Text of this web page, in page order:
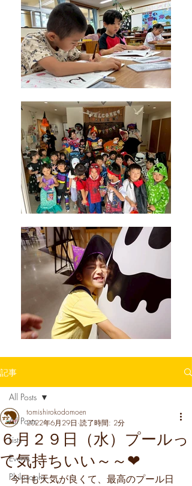
記事
All Posts
Lists
Events
Philosophy
All Posts
６月２９日（水）プールっ
て気持ちいい～～❤
tomishirokodomoen
2022年6月29日 読了時間: 2分
今日も天気が良くて、最高のプール日